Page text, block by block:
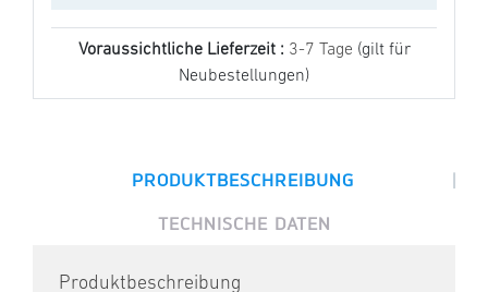
Voraussichtliche Lieferzeit : 3-7 Tage (gilt für
Neubestellungen)
PRODUKTBESCHREIBUNG |
TECHNISCHE DATEN
Produktbeschreibung